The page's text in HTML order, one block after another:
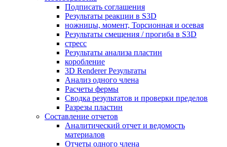
Подписать соглашения
Результаты реакции в S3D
ножницы, момент, Торсионная и осевая
Результаты смещения / прогиба в S3D
стресс
Результаты анализа пластин
коробление
3D Renderer Результаты
Анализ одного члена
Расчеты фермы
Сводка результатов и проверки пределов
Разрезы пластин
Составление отчетов
Аналитический отчет и ведомость
материалов
Отчеты одного члена